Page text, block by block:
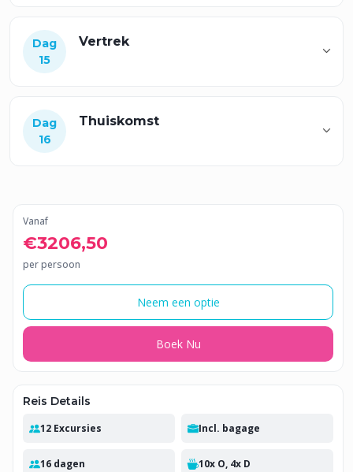
Dag
15
Vertrek
Dag
16
Thuiskomst
Vanaf
€3206,50
per persoon
Neem een optie
Boek Nu
Reis Details
12 Excursies Incl. bagage
16 dagen 10x O, 4x D